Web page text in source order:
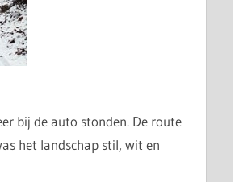
bij de auto stonden. De route
het landschap stil, wit en